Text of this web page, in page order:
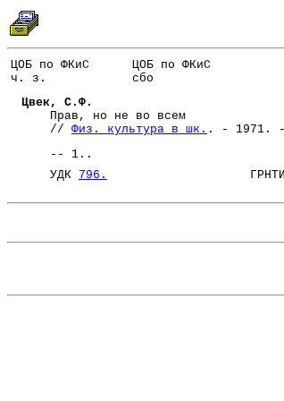
ЦОБ по ФКиС
ч. з.
ЦОБ по ФКиС
сбо
Цвек, С.Ф.
Прав, но не во всем
// Физ. культура в шк. . - 1971.
-- 1..
УДК 796.